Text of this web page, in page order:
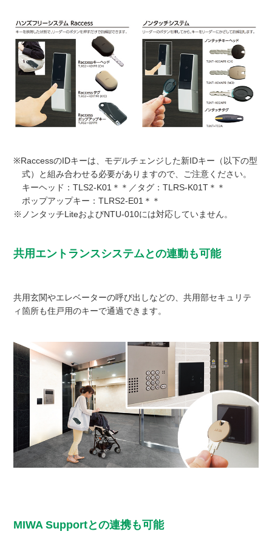
※RaccessのIDキーは、モデルチェンジした新IDキー（以下の型
式）と組み合わせる必要がありますので、ご注意ください。
キーヘッド：TLS2-K01＊＊／タグ：TLRS-K01T＊＊
ポップアップキー：TLRS2-E01＊＊
※ノンタッチLiteおよびNTU-010には対応していません。
共用エントランスシステムとの連動も可能
共用玄関やエレベーターの呼び出しなどの、共用部セキュリテ
ィ箇所も住戸用のキーで通過できます。
MIWA Supportとの連携も可能